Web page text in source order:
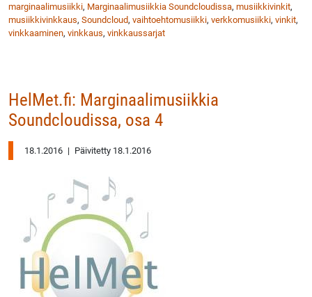
marginaalimusiikki, Marginaalimusiikkia Soundcloudissa, musiikkivinkit,
musiikkivinkkaus, Soundcloud, vaihtoehtomusiikki, verkkomusiikki, vinkit,
vinkkaaminen, vinkkaus, vinkkaussarjat
HelMet.fi: Marginaalimusiikkia
Soundcloudissa, osa 4
18.1.2016 | Päivitetty 18.1.2016